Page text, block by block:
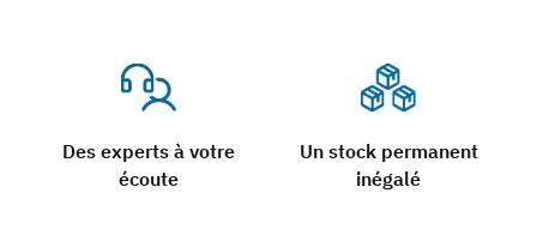
Des experts à votre
écoute
Un stock permanent
inégalé